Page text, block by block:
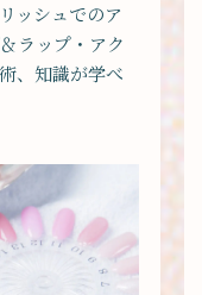
ッシュでのア
ラップ・アク
、知識が学べ